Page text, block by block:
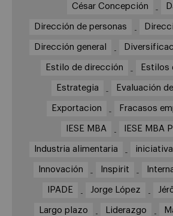
César Concepción
Dirección de personas
Dirección general
Estilo de dirección Estilos
Estrategia Evaluación
Exportacion Fracasos
IESE MBA IESE MBA
Industria alimentaria
Innovación Inspirit
IPADE Jorge López
Largo plazo Liderazgo